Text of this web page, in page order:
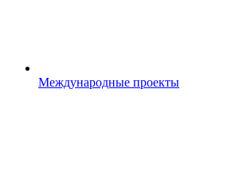
Международные проекты